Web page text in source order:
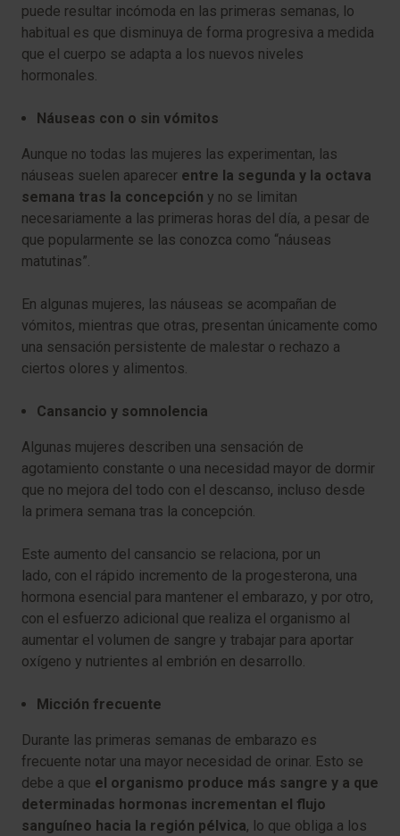
puede resultar incómoda en las primeras semanas, lo
habitual es que disminuya de forma progresiva a medida
que el cuerpo se adapta a los nuevos niveles
hormonales.
Náuseas con o sin vómitos
Aunque no todas las mujeres las experimentan, las
náuseas suelen aparecer entre la segunda y la octava
semana tras la concepción y no se limitan
necesariamente a las primeras horas del día, a pesar de
que popularmente se las conozca como “náuseas
matutinas”.
En algunas mujeres, las náuseas se acompañan de
vómitos, mientras que otras, presentan únicamente como
una sensación persistente de malestar o rechazo a
ciertos olores y alimentos.
Cansancio y somnolencia
Algunas mujeres describen una sensación de
agotamiento constante o una necesidad mayor de dormir
que no mejora del todo con el descanso, incluso desde
la primera semana tras la concepción.
Este aumento del cansancio se relaciona, por un
lado, con el rápido incremento de la progesterona, una
hormona esencial para mantener el embarazo, y por otro,
con el esfuerzo adicional que realiza el organismo al
aumentar el volumen de sangre y trabajar para aportar
oxígeno y nutrientes al embrión en desarrollo.
Micción frecuente
Durante las primeras semanas de embarazo es
frecuente notar una mayor necesidad de orinar. Esto se
debe a que el organismo produce más sangre y a que
determinadas hormonas incrementan el flujo
sanguíneo hacia la región pélvica, lo que obliga a los